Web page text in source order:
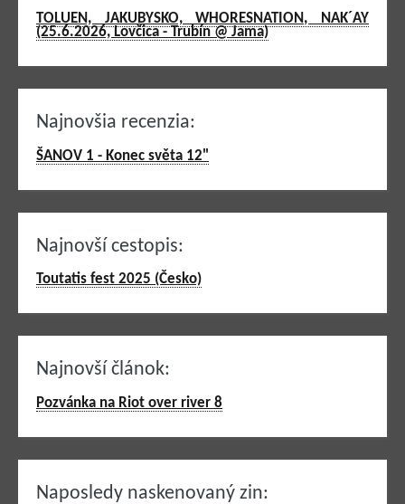
TOLUEN, JAKUBYSKO, WHORESNATION, NAK´AY
(25.6.2026, Lovčica - Trubín @ Jama)
Najnovšia recenzia:
ŠANOV 1 - Konec světa 12"
Najnovší cestopis:
Toutatis fest 2025 (Česko)
Najnovší článok:
Pozvánka na Riot over river 8
Naposledy naskenovaný zin: